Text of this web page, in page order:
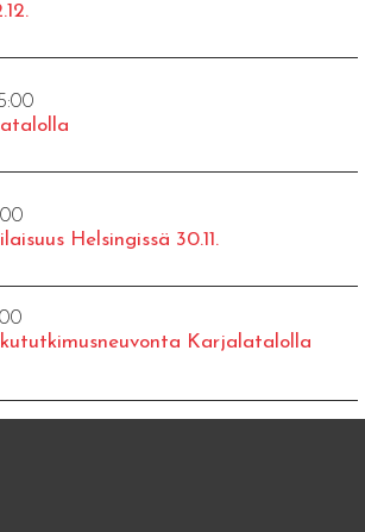
Helsingissä 30.11.
Karjalatalolla